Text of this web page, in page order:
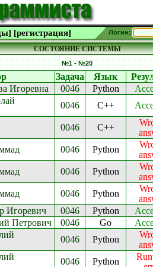
[регистрация] Логин:
СОСТОЯНИЕ СИСТЕМЫ
№1 - №20
Задача Язык
Игоревна 0046 Python
0046 C++
0046 C++
0046 Python
0046 Python
0046 Python
Игоревич 0046 Python
Петрович 0046 Go
0046 Python
0046 Python